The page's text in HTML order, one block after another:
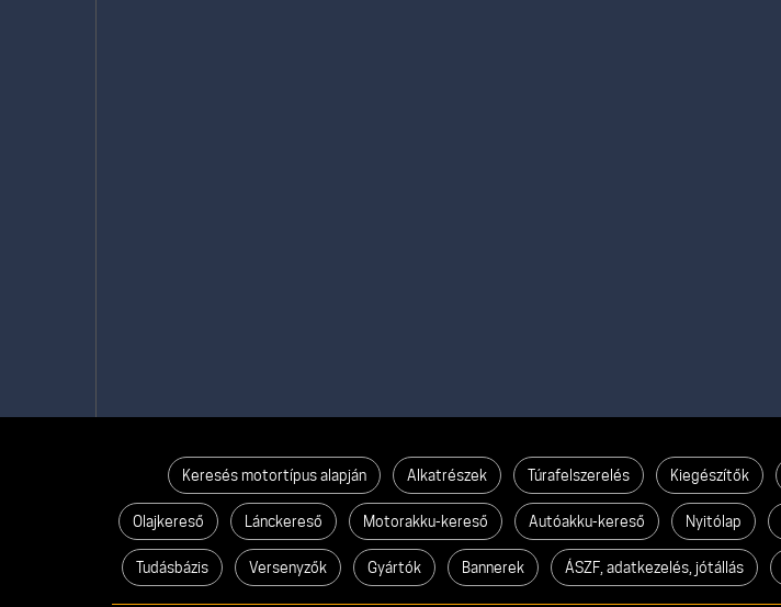
Keresés motortípus alapján Alkatrészek Túrafelszerelés Kiegészítők
Olajkereső Lánckereső Motorakku-kereső Autóakku-kereső Nyitólap
Tudásbázis Versenyzők Gyártók Bannerek ÁSZF, adatkezelés, jótállás